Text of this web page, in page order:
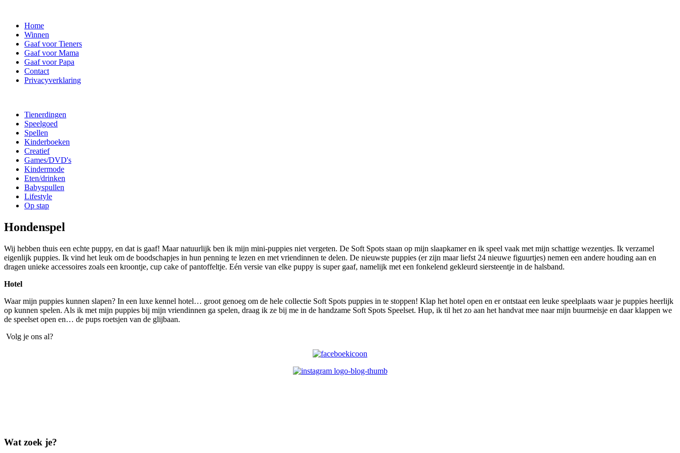
Home
Winnen
Gaaf voor Tieners
Gaaf voor Mama
Gaaf voor Papa
Contact
Privacyverklaring
Tienerdingen
Speelgoed
Spellen
Kinderboeken
Creatief
Games/DVD's
Kindermode
Eten/drinken
Babyspullen
Lifestyle
Op stap
Hondenspel
Wij hebben thuis een echte puppy, en dat is gaaf! Maar natuurlijk ben ik mijn mini-puppies niet vergeten. De Soft Spots staan op mijn slaapkamer en ik speel vaak met mijn schattige wezentjes. Ik verzamel
eigenlijk puppies. Ik vind het leuk om de boodschapjes in hun penning te lezen en met vriendinnen te delen. De nieuwste puppies (er zijn maar liefst 24 nieuwe figuurtjes) nemen een andere houding aan en
dragen unieke accessoires zoals een kroontje, cup cake of pantoffeltje. Eén versie van elke puppy is super gaaf, namelijk met een fonkelend gekleurd siersteentje in de halsband.
Hotel
Waar mijn puppies kunnen slapen? In een luxe kennel hotel… groot genoeg om de hele collectie Soft Spots puppies in te stoppen! Klap het hotel open en er ontstaat een leuke speelplaats waar je puppies heerlijk
op kunnen spelen. Als ik met mijn puppies bij mijn vriendinnen ga spelen, draag ik ze bij me in de handzame Soft Spots Speelset. Hup, ik til het zo aan het handvat mee naar mijn buurmeisje en daar klappen we
de speelset open en… de pups roetsjen van de glijbaan.
Volg je ons al?
Wat zoek je?